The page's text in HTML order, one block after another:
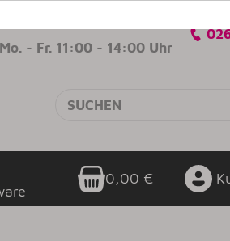
Mo. - Fr. 11:00 - 14:00 Uhr
0,00 €